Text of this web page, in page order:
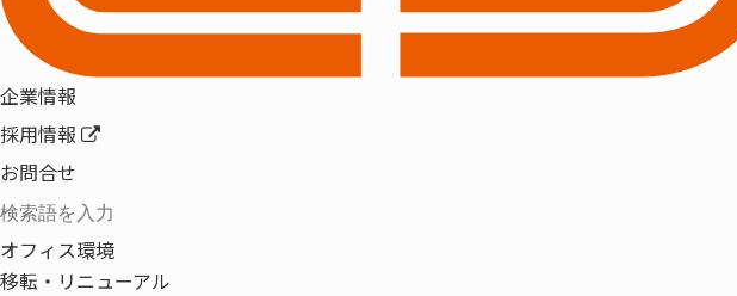
企業情報
採用情報
お問合せ
オフィス環境
移転・リニューアル
皆様のご来場を心よりお待ち申し上げます。